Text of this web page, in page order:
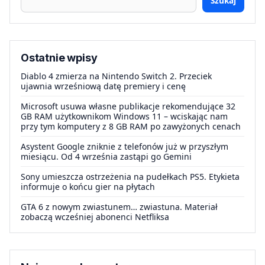
Ostatnie wpisy
Diablo 4 zmierza na Nintendo Switch 2. Przeciek
ujawnia wrześniową datę premiery i cenę
Microsoft usuwa własne publikacje rekomendujące 32
GB RAM użytkownikom Windows 11 – wciskając nam
przy tym komputery z 8 GB RAM po zawyżonych cenach
Asystent Google zniknie z telefonów już w przyszłym
miesiącu. Od 4 września zastąpi go Gemini
Sony umieszcza ostrzeżenia na pudełkach PS5. Etykieta
informuje o końcu gier na płytach
GTA 6 z nowym zwiastunem… zwiastuna. Materiał
zobaczą wcześniej abonenci Netfliksa